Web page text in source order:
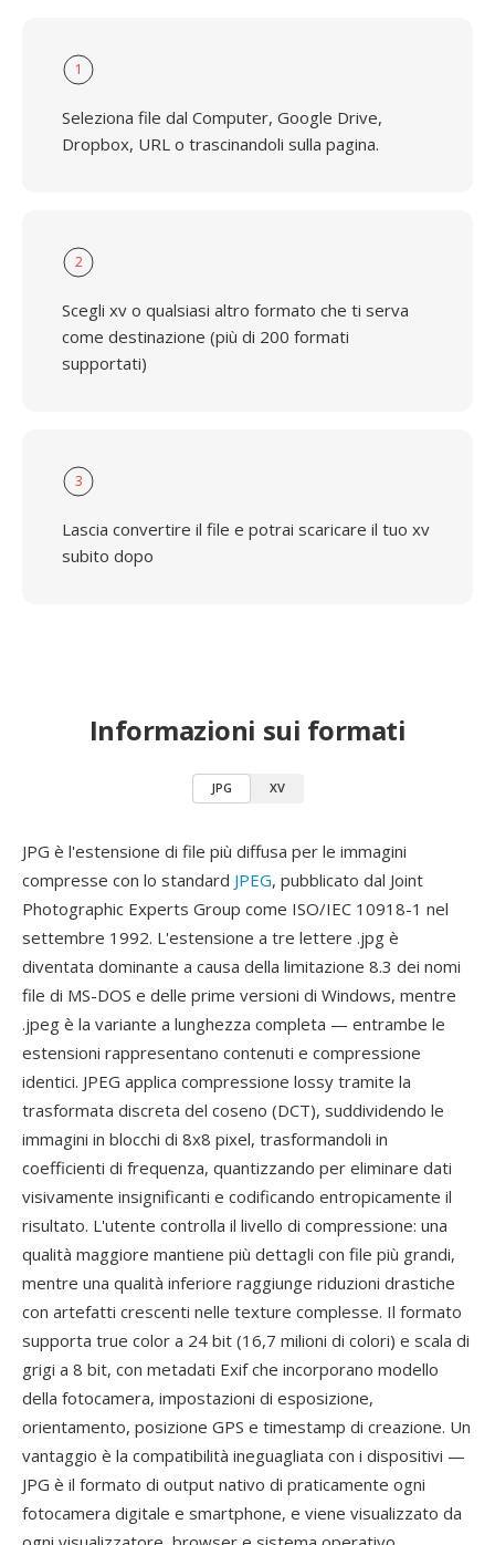
1
Seleziona file dal Computer, Google Drive,
Dropbox, URL o trascinandoli sulla pagina.
2
Scegli xv o qualsiasi altro formato che ti serva
come destinazione (più di 200 formati
supportati)
3
Lascia convertire il file e potrai scaricare il tuo xv
subito dopo
Informazioni sui formati
JPG XV
JPG è l'estensione di file più diffusa per le immagini
compresse con lo standard JPEG, pubblicato dal Joint
Photographic Experts Group come ISO/IEC 10918-1 nel
settembre 1992. L'estensione a tre lettere .jpg è
diventata dominante a causa della limitazione 8.3 dei nomi
file di MS-DOS e delle prime versioni di Windows, mentre
.jpeg è la variante a lunghezza completa — entrambe le
estensioni rappresentano contenuti e compressione
identici. JPEG applica compressione lossy tramite la
trasformata discreta del coseno (DCT), suddividendo le
immagini in blocchi di 8x8 pixel, trasformandoli in
coefficienti di frequenza, quantizzando per eliminare dati
visivamente insignificanti e codificando entropicamente il
risultato. L'utente controlla il livello di compressione: una
qualità maggiore mantiene più dettagli con file più grandi,
mentre una qualità inferiore raggiunge riduzioni drastiche
con artefatti crescenti nelle texture complesse. Il formato
supporta true color a 24 bit (16,7 milioni di colori) e scala di
grigi a 8 bit, con metadati Exif che incorporano modello
della fotocamera, impostazioni di esposizione,
orientamento, posizione GPS e timestamp di creazione. Un
vantaggio è la compatibilità ineguagliata con i dispositivi —
JPG è il formato di output nativo di praticamente ogni
fotocamera digitale e smartphone, e viene visualizzato da